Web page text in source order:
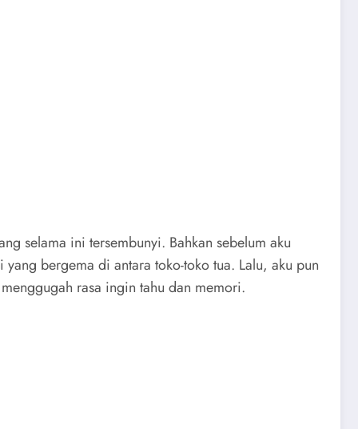
selama ini tersembunyi. Bahkan sebelum aku
bergema di antara toko-toko tua. Lalu, aku pun
rasa ingin tahu dan memori.